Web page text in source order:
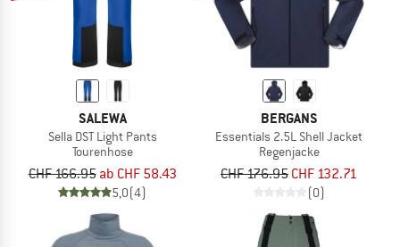
SALEWA
Sella DST Light Pants
Tourenhose
CHF 166.95 ab CHF 58.43
5,0(4)
BERGANS
Essentials 2.5L Shell Jacket
Regenjacke
CHF 176.95 CHF 132.71
(0)